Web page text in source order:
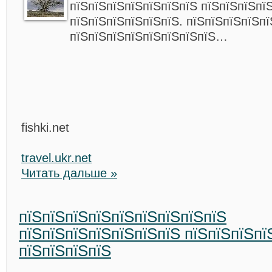
пїЅпїЅпїЅпїЅпїЅпїЅпїЅ
пїЅпїЅпїЅпїЅпїЅпїЅ.
пїЅпїЅпїЅпїЅпїЅпїЅпїЅпїЅ…
fishki.net
travel.ukr.net
Читать дальше »
пїЅпїЅпїЅпїЅпїЅпїЅпїЅпїЅпїЅ
пїЅпїЅпїЅпїЅпїЅпїЅпїЅ
пїЅпїЅпїЅпїЅ